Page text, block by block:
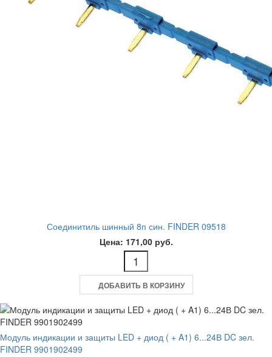
Соединитиль шинный 8п син. FINDER 09518
Цена: 171,00 руб.
ДОБАВИТЬ В КОРЗИНУ
Модуль индикации и защиты LED + диод ( + A1) 6...24В DC зел.
FINDER 9901902499